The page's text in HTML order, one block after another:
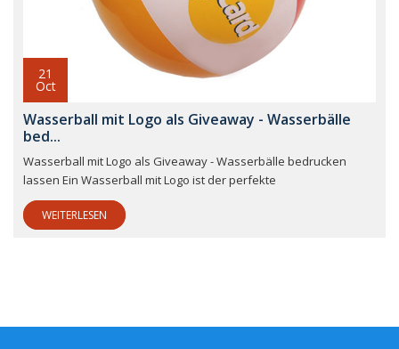
21
Oct
Wasserball mit Logo als Giveaway - Wasserbälle
bed...
Wasserball mit Logo als Giveaway - Wasserbälle bedrucken
lassen Ein Wasserball mit Logo ist der perfekte
WEITERLESEN